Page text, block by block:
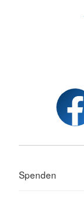
Spenden